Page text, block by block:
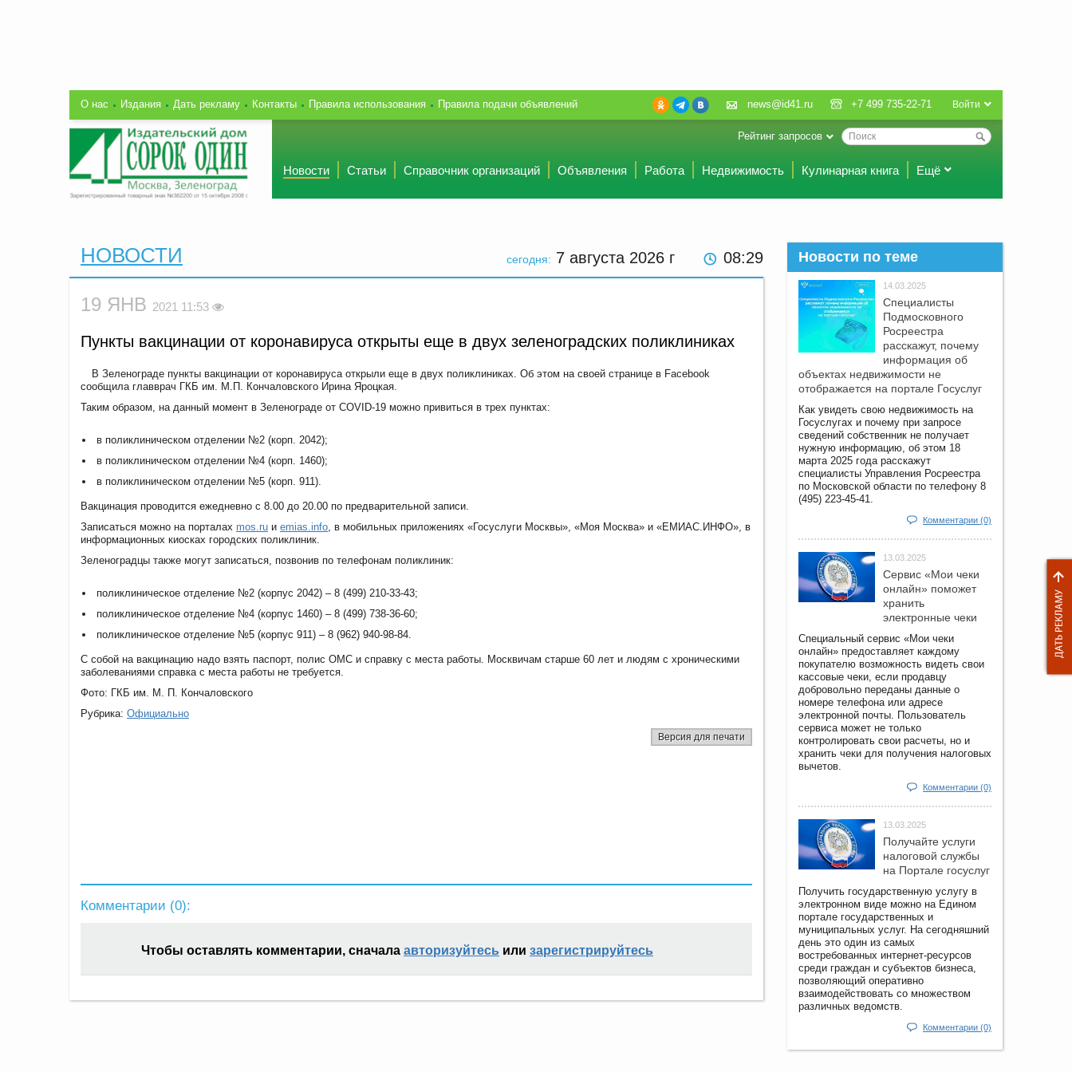
О нас Издания Дать рекламу Контакты Правила использования Правила подачи объявлений Войти
news@id41.ru +7 499 735-22-71
Рейтинг запросов
Новости Статьи Справочник организаций Объявления Работа Недвижимость Кулинарная книга Ещё
сегодня: 7 августа 2026 г 08 29
НОВОСТИ
19 ЯНВ 2021 11:53
Пункты вакцинации от коронавируса открыты еще в двух зеленоградских поликлиниках
В Зеленограде пункты вакцинации от коронавируса открыли еще в двух поликлиниках. Об этом на своей странице в Facebook
сообщила главврач ГКБ им. М.П. Кончаловского Ирина Яроцкая.
Таким образом, на данный момент в Зеленограде от COVID-19 можно привиться в трех пунктах:
в поликлиническом отделении №2 (корп. 2042);
в поликлиническом отделении №4 (корп. 1460);
в поликлиническом отделении №5 (корп. 911).
Вакцинация проводится ежедневно с 8.00 до 20.00 по предварительной записи.
Записаться можно на порталах mos.ru и emias.info , в мобильных приложениях «Госуслуги Москвы», «Моя Москва» и «ЕМИАС.ИНФО», в
информационных киосках городских поликлиник.
Зеленоградцы также могут записаться, позвонив по телефонам поликлиник:
поликлиническое отделение №2 (корпус 2042) – 8 (499) 210-33-43;
поликлиническое отделение №4 (корпус 1460) – 8 (499) 738-36-60;
поликлиническое отделение №5 (корпус 911) – 8 (962) 940-98-84.
С собой на вакцинацию надо взять паспорт, полис ОМС и справку с места работы. Москвичам старше 60 лет и людям с хроническими
заболеваниями справка с места работы не требуется.
Фото: ГКБ им. М. П. Кончаловского
Рубрика: Официально
Версия для печати
Комментарии (0):
Чтобы оставлять комментарии, сначала авторизуйтесь или зарегистрируйтесь
Новости по теме
14.03.2025
Специалисты
Подмосковного
Росреестра
расскажут, почему
информация об
объектах недвижимости не
отображается на портале Госуслуг
Как увидеть свою недвижимость на
Госуслугах и почему при запросе
сведений собственник не получает
нужную информацию, об этом 18
марта 2025 года расскажут
специалисты Управления Росреестра
по Московской области по телефону 8
(495) 223-45-41.
Комментарии (0)
13.03.2025
Сервис «Мои чеки
онлайн» поможет
хранить
электронные чеки
Специальный сервис «Мои чеки
онлайн» предоставляет каждому
покупателю возможность видеть свои
кассовые чеки, если продавцу
добровольно переданы данные о
номере телефона или адресе
электронной почты. Пользователь
сервиса может не только
контролировать свои расчеты, но и
хранить чеки для получения налоговых
вычетов.
Комментарии (0)
13.03.2025
Получайте услуги
налоговой службы
на Портале госyслуг
Получить государственную услугу в
электронном виде можно на Едином
портале государственных и
муниципальных услуг. На сегодняшний
день это один из самых
востребованных интернет-ресурсов
среди граждан и субъектов бизнеса,
позволяющий оперативно
взаимодействовать со множеством
различных ведомств.
Комментарии (0)